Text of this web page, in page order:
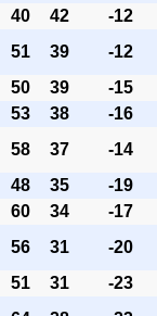
40 42
-12
51 39
-12
50 39
-15
53 38
-16
58 37
-14
48 35
-19
60 34
-17
56 31
-20
51 31
-23